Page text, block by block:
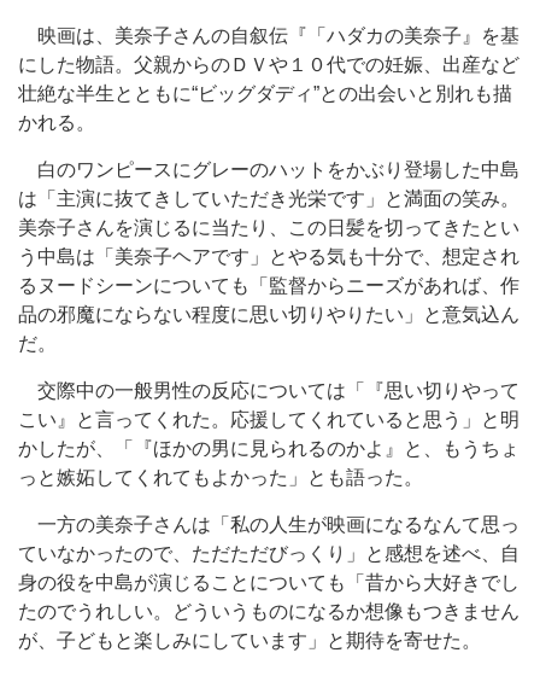
映画は、美奈子さんの自叙伝『「ハダカの美奈子』を基
にした物語。父親からのＤＶや１０代での妊娠、出産など
壮絶な半生とともに“ビッグダディ”との出会いと別れも描
かれる。
白のワンピースにグレーのハットをかぶり登場した中島
は「主演に抜てきしていただき光栄です」と満面の笑み。
美奈子さんを演じるに当たり、この日髪を切ってきたとい
う中島は「美奈子ヘアです」とやる気も十分で、想定され
るヌードシーンについても「監督からニーズがあれば、作
品の邪魔にならない程度に思い切りやりたい」と意気込ん
だ。
交際中の一般男性の反応については「『思い切りやって
こい』と言ってくれた。応援してくれていると思う」と明
かしたが、「『ほかの男に見られるのかよ』と、もうちょ
っと嫉妬してくれてもよかった」とも語った。
一方の美奈子さんは「私の人生が映画になるなんて思っ
ていなかったので、ただただびっくり」と感想を述べ、自
身の役を中島が演じることについても「昔から大好きでし
たのでうれしい。どういうものになるか想像もつきません
が、子どもと楽しみにしています」と期待を寄せた。